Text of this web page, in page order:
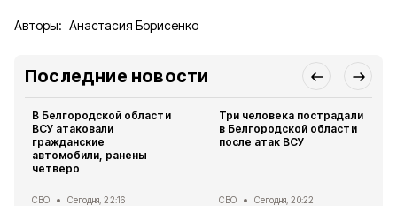
Авторы: Анастасия Борисенко
Последние новости
В Белгородской области
ВСУ атаковали
гражданские
автомобили, ранены
четверо
СВО Сегодня, 22:16
Три человека пострадали
в Белгородской области
после атак ВСУ
СВО Сегодня, 20:22